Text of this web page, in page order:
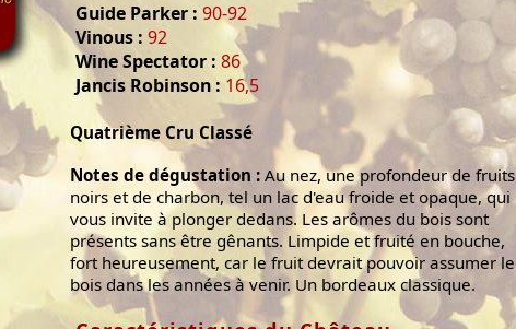
Guide Parker : 90-92
Vinous : 92
Wine Spectator : 86
Jancis Robinson : 16,5
Quatrième Cru Classé
Notes de dégustation : Au nez, une profondeur de fruits
noirs et de charbon, tel un lac d'eau froide et opaque, qui
vous invite à plonger dedans. Les arômes du bois sont
présents sans être gênants. Limpide et fruité en bouche,
fort heureusement, car le fruit devrait pouvoir assumer le
bois dans les années à venir. Un bordeaux classique.